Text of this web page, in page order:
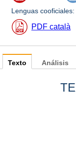
Lenguas cooficiales:
PDF català
Texto Análisis